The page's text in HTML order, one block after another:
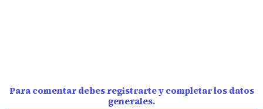
Para comentar debes registrarte y completar los datos
generales.